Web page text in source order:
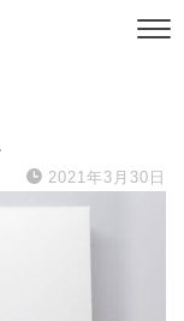
2021年3月30日